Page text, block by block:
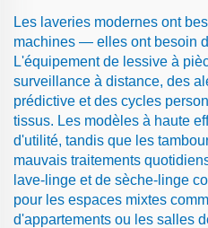
Les laveries modernes ont
machines — elles ont besoin
L'équipement de lessive à
surveillance à distance, des
prédictive et des cycles
tissus. Les modèles à haute
d'utilité, tandis que les
mauvais traitements
lave-linge et de sèche-linge
pour les espaces mixtes
d'appartements ou les salles